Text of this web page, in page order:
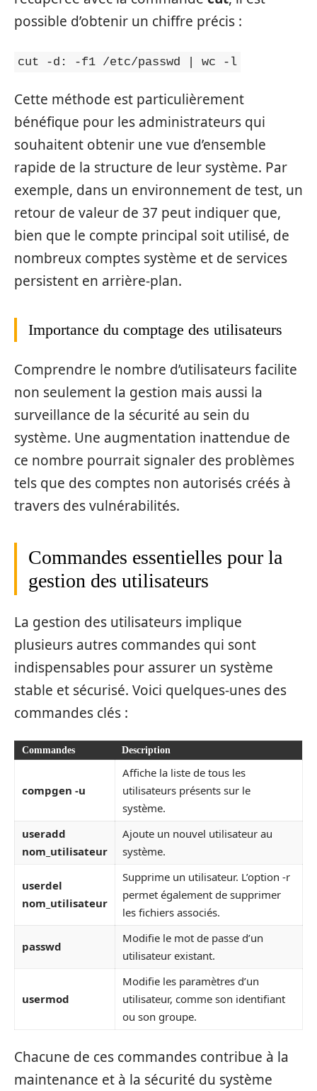
possible d’obtenir un chiffre précis :
cut -d: -f1 /etc/passwd | wc -l
Cette méthode est particulièrement
bénéfique pour les administrateurs qui
souhaitent obtenir une vue d’ensemble
rapide de la structure de leur système. Par
exemple, dans un environnement de test, un
retour de valeur de 37 peut indiquer que,
bien que le compte principal soit utilisé, de
nombreux comptes système et de services
persistent en arrière-plan.
Importance du comptage des utilisateurs
Comprendre le nombre d’utilisateurs facilite
non seulement la gestion mais aussi la
surveillance de la sécurité au sein du
système. Une augmentation inattendue de
ce nombre pourrait signaler des problèmes
tels que des comptes non autorisés créés à
travers des vulnérabilités.
Commandes essentielles pour la
gestion des utilisateurs
La gestion des utilisateurs implique
plusieurs autres commandes qui sont
indispensables pour assurer un système
stable et sécurisé. Voici quelques-unes des
commandes clés :
Commandes Description
compgen -u
Affiche la liste de tous les
utilisateurs présents sur le
système.
useradd
nom_utilisateur
Ajoute un nouvel utilisateur au
système.
userdel
nom_utilisateur
Supprime un utilisateur. L’option -r
permet également de supprimer
les fichiers associés.
passwd
Modifie le mot de passe d’un
utilisateur existant.
usermod
Modifie les paramètres d’un
utilisateur, comme son identifiant
ou son groupe.
Chacune de ces commandes contribue à la
maintenance et à la sécurité du système